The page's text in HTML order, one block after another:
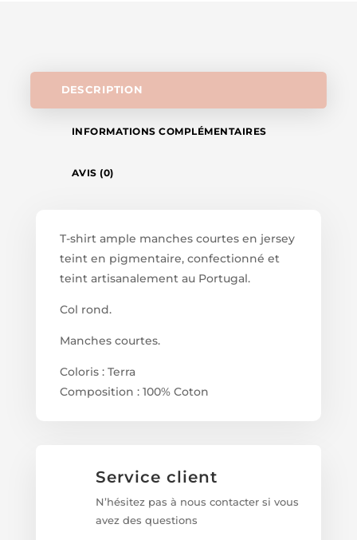
DESCRIPTION
INFORMATIONS COMPLÉMENTAIRES
AVIS (0)
T-shirt ample manches courtes en jersey
teint en pigmentaire, confectionné et
teint artisanalement au Portugal.
Col rond.
Manches courtes.
Coloris : Terra
Composition : 100% Coton
Service client
N’hésitez pas à nous contacter si vous
avez des questions